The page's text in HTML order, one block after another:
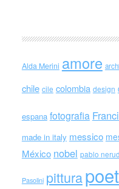
Alda Merini amore
chile cile colombia design
espana fotografia
made in italy messico
México nobel pablo
Pasolini pittura